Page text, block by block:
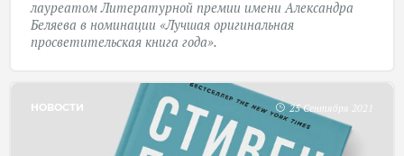
лауреатом Литературной премии имени Александра
Беляева в номинации «Лучшая оригинальная
просветительская книга года».
НОВОСТИ 25 Сентября 2021